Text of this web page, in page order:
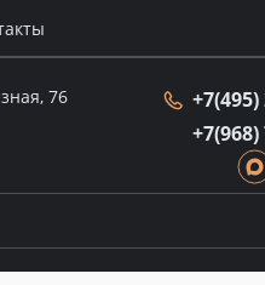
76
+7(968)